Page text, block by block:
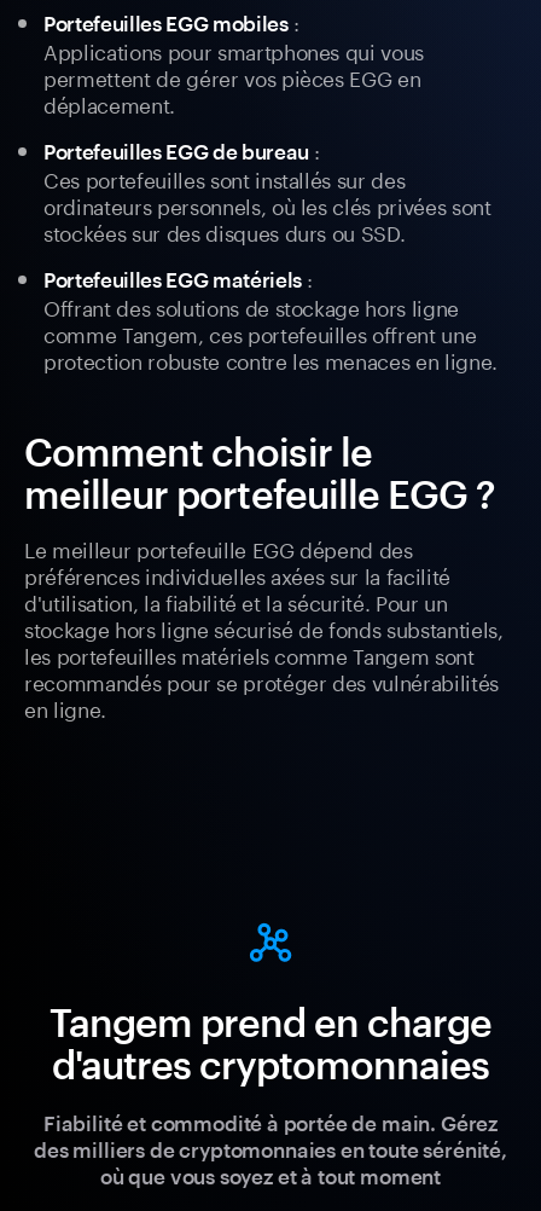
Portefeuilles EGG mobiles:
Applications pour smartphones qui vous
permettent de gérer vos pièces EGG en
déplacement.
Portefeuilles EGG de bureau :
Ces portefeuilles sont installés sur des
ordinateurs personnels, où les clés privées sont
stockées sur des disques durs ou SSD.
Portefeuilles EGG matériels:
Offrant des solutions de stockage hors ligne
comme Tangem, ces portefeuilles offrent une
protection robuste contre les menaces en ligne.
Comment choisir le
meilleur portefeuille EGG ?
Le meilleur portefeuille EGG dépend des
préférences individuelles axées sur la facilité
d'utilisation, la fiabilité et la sécurité. Pour un
stockage hors ligne sécurisé de fonds substantiels,
les portefeuilles matériels comme Tangem sont
recommandés pour se protéger des vulnérabilités
en ligne.
Tangem prend en charge
d'autres cryptomonnaies
Fiabilité et commodité à portée de main. Gérez
des milliers de cryptomonnaies en toute sérénité,
où que vous soyez et à tout moment